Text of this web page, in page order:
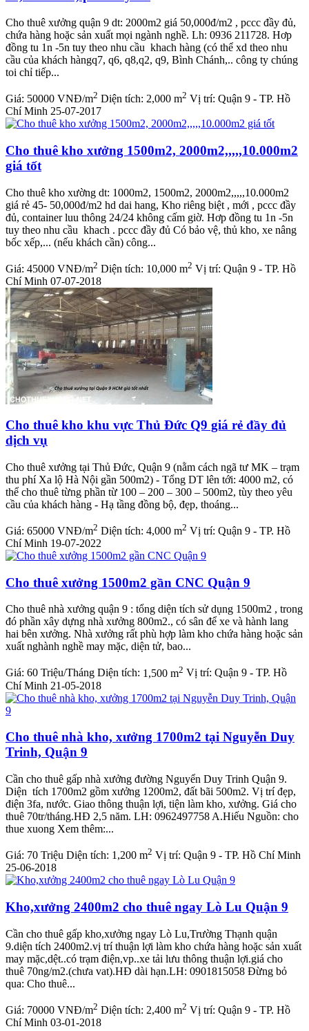
Cho thuê xưởng quận 9 dt: 2000m2 giá 50,000đ/m2 , pccc đầy đủ,
chứa hàng hoặc sản xuất mọi ngành nghề. Lh: 0936 211728. Hơp
đồng tu 1n -5n tuy theo nhu cầu khach hàng (có thể xd theo nhu
cầu của khách hàngq7, q6, q8,q2, q9, Bình Chánh,.. công ty chúng
toi chỉ tiếp...
Giá: 50000 VNĐ/m2 Diện tích: 2,000 m2 Vị trí: Quận 9 - TP. Hồ
Chí Minh 25-07-2017
Cho thuê kho xưởng 1500m2, 2000m2,,,,,10.000m2
giá tốt
Cho thuê kho xường dt: 1000m2, 1500m2, 2000m2,,,,,10.000m2
giá rẻ 45- 50,000đ/m2 hd dai hang, Kho riêng biệt , mới , pccc đầy
đủ, container luu thông 24/24 không cấm giờ. Hơp đồng tu 1n -5n
tuy theo nhu cầu khach . pccc đầy đủ Có bảo vệ, thủ kho, xe nâng
bốc xếp,... (nếu khách cần) công...
Giá: 45000 VNĐ/m2 Diện tích: 10,000 m2 Vị trí: Quận 9 - TP. Hồ
Chí Minh 07-07-2018
Cho thuê kho khu vực Thủ Đức Q9 giá rẻ đầy đủ
dịch vụ
Cho thuê xưởng tại Thủ Đức, Quận 9 (nằm cách ngã tư MK – trạm
thu phí Xa lộ Hà Nội gần 500m2) - Tổng DT lên tới: 4000 m2, có
thể cho thuê từng phần từ 100 – 200 – 300 – 500m2, tùy theo yêu
cầu của khách hàng - Hạ tầng đồng bộ, đẹp, thoáng...
Giá: 65000 VNĐ/m2 Diện tích: 4,000 m2 Vị trí: Quận 9 - TP. Hồ
Chí Minh 19-07-2022
Cho thuê xưởng 1500m2 gần CNC Quận 9
Cho thuê nhà xưởng quận 9 : tổng diện tích sử dụng 1500m2 , trong
đó phần xây dựng nhà xưởng 800m2., có sân để xe và hành lang
hai bên xưởng. Nhà xưởng rất phù hợp làm kho chứa hàng hoặc sản
xuất nghành nghề may mặc, diện tử, bao...
Giá: 60 Triệu/Tháng Diện tích: 1,500 m2 Vị trí: Quận 9 - TP. Hồ
Chí Minh 21-05-2018
Cho thuê nhà kho, xưởng 1700m2 tại Nguyễn Duy
Trinh, Quận 9
Cần cho thuê gấp nhà xưởng đường Nguyển Duy Trinh Quận 9.
Diện tích 1700m2 gồm xưởng 1200m2, đất bãi 500m2. Vị trí đẹp,
điện 3fa, nước. Giao thông thuận lợi, tiện làm kho, xưởng. Giá cho
thuê 70tr/tháng.HĐ 2,5 năm. LH: 0962497758 A.Hiếu Nguồn: cho
thue xuong Xem thêm:...
Giá: 70 Triệu Diện tích: 1,200 m2 Vị trí: Quận 9 - TP. Hồ Chí Minh
25-06-2018
Kho,xưởng 2400m2 cho thuê ngay Lò Lu Quận 9
Cần cho thuê gấp kho,xưởng ngay Lò Lu,Trường Thạnh quận
9.diện tích 2400m2.vị trí thuận lợi làm kho chứa hàng hoặc sản xuất
may mặc,dệt..có trạm điện,vp..xe tải lưu thông thuận lợi.giá cho
thuê 70ng/m2.(chưa vat).HĐ dài hạn.LH: 0901815058 Đừng bỏ
qua: Cho thuê...
Giá: 70000 VNĐ/m2 Diện tích: 2,400 m2 Vị trí: Quận 9 - TP. Hồ
Chí Minh 03-01-2018